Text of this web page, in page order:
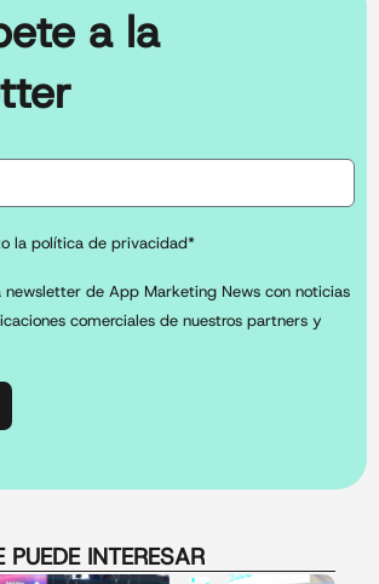
a la
la política de privacidad*
de App Marketing News con noticias
comerciales de nuestros partners y
PUEDE INTERESAR